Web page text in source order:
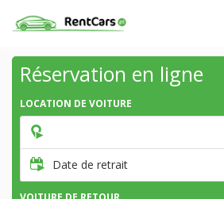
Réservation en ligne
LOCATION DE VOITURE
Date de retrait